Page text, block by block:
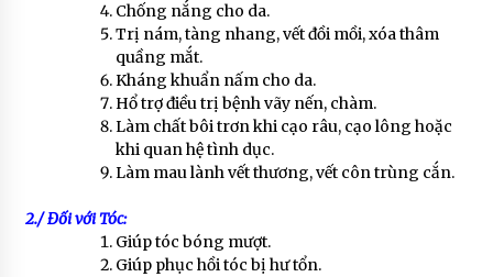
Chống nắng cho da.
Trị nám, tàng nhang, vết đồi mồi, xóa thâm
quầng mắt.
Kháng khuẩn nấm cho da.
Hổ trợ điều trị bệnh vãy nến, chàm.
Làm chất bôi trơn khi cạo râu, cạo lông hoặc
khi quan hệ tình dục.
Làm mau lành vết thương, vết côn trùng cắn.
2./ Đối với Tóc:
Giúp tóc bóng mượt.
Giúp phục hồi tóc bị hư tổn.